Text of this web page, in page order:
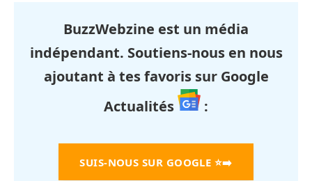
BuzzWebzine est un média
indépendant. Soutiens-nous en nous
ajoutant à tes favoris sur Google
Actualités
:
SUIS-NOUS SUR GOOGLE ⭐➡️